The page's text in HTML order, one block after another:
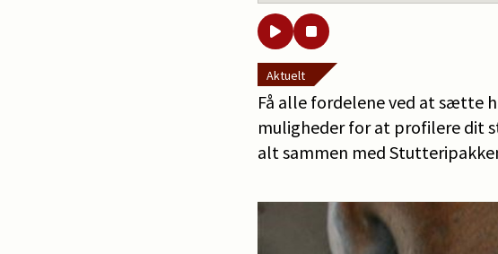
Aktuelt
Få alle fordelene ved at sætte
muligheder for at profilere dit
alt sammen med